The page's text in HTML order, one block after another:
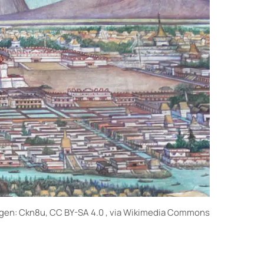
Ckn8u, CC BY-SA 4.0 , via Wikimedia Commons